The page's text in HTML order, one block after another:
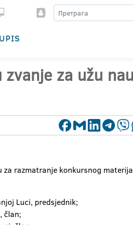
UPIS
za užu
razmatranje konkursnog
Luci, predsjednik;
član;